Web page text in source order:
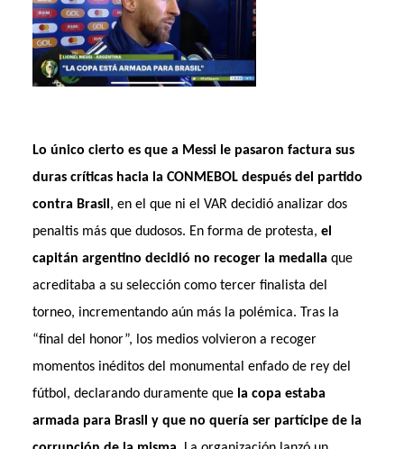
Lo único cierto es que a Messi le pasaron factura sus
duras críticas hacia la CONMEBOL después del partido
contra Brasil, en el que ni el VAR decidió analizar dos
penaltis más que dudosos. En forma de protesta, el
capitán argentino decidió no recoger la medalla que
acreditaba a su selección como tercer finalista del
torneo, incrementando aún más la polémica. Tras la
“final del honor”, los medios volvieron a recoger
momentos inéditos del monumental enfado de rey del
fútbol, declarando duramente que la copa estaba
armada para Brasil y que no quería ser partícipe de la